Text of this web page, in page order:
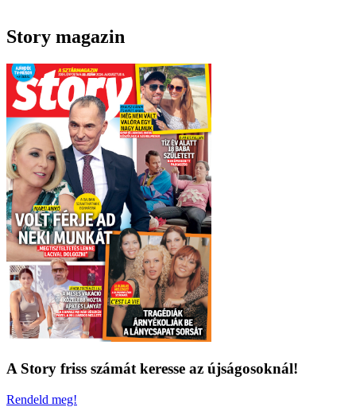
Story magazin
A Story friss számát keresse az újságosoknál!
Rendeld meg!